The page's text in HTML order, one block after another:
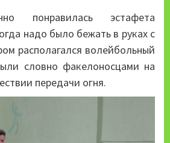
понравилась эстафета
надо было бежать в руках с
располагался волейбольный
словно факелоносцами на
передачи огня.